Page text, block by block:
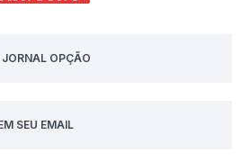
OPÇÃO
SEU EMAIL